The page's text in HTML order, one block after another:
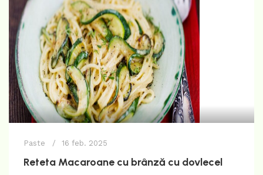
Paste 16 feb. 2025
Reteta Macaroane cu brânză cu dovlecel